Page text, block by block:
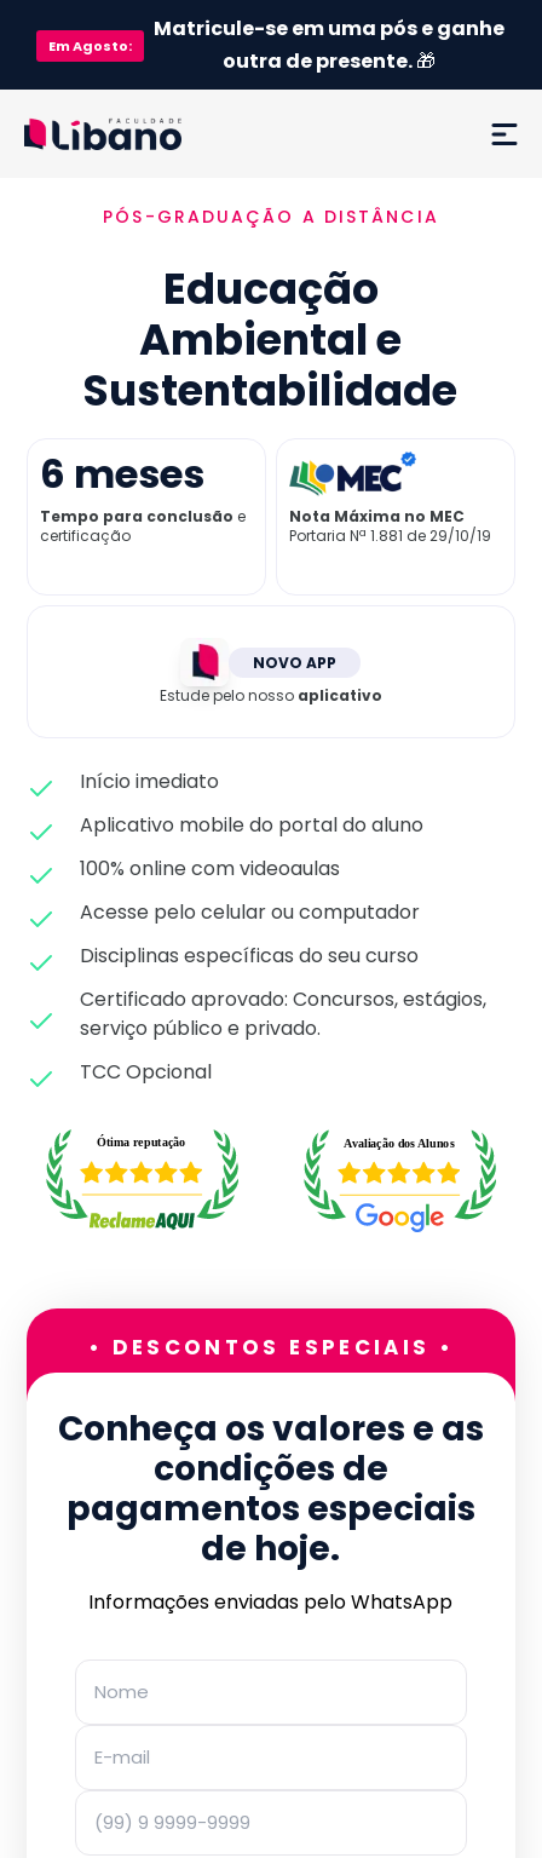
EmAgosto:
Matricule-se em uma pós e ganhe
outra de presente.🎁
Ementa
Como funciona
Credenciamento MEC
Já sou aluno
PÓS-GRADUAÇÃO A DISTÂNCIA
Educação
Ambiental e
Sustentabilidade
6 meses
Tempo para conclusão e
certificação
Nota Máxima no MEC
Portaria Nª 1.881 de 29/10/19
NOVO APP
Estude pelo nosso aplicativo
Início imediato
Aplicativo mobile do portal do aluno
100% online com videoaulas
Acesse pelo celular ou computador
Disciplinas específicas do seu curso
Certificado aprovado: Concursos, estágios,
serviço público e privado.
TCC Opcional
• DESCONTOS ESPECIAIS •
Conheça os valores e as
condições de
pagamentos especiais
de hoje.
Informações enviadas pelo WhatsApp